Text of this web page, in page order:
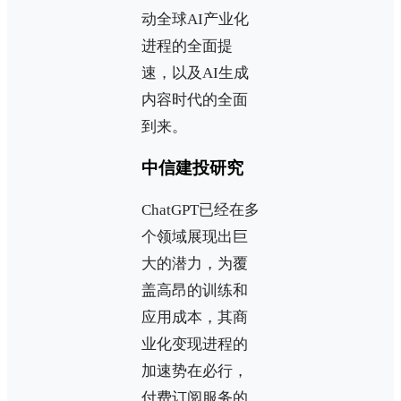
动全球AI产业化
进程的全面提
速，以及AI生成
内容时代的全面
到来。
中信建投研究
ChatGPT已经在多
个领域展现出巨
大的潜力，为覆
盖高昂的训练和
应用成本，其商
业化变现进程的
加速势在必行，